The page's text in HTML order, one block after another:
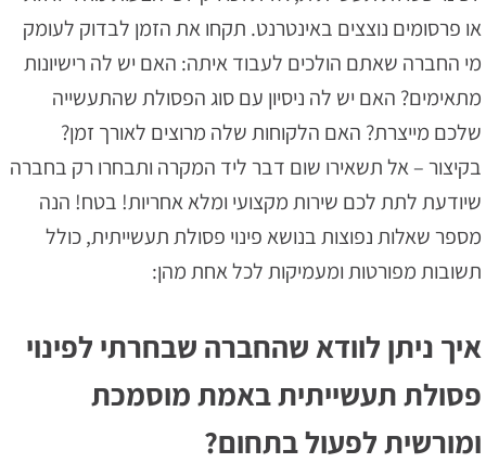
או פרסומים נוצצים באינטרנט. תקחו את הזמן לבדוק לעומק
מי החברה שאתם הולכים לעבוד איתה: האם יש לה רישיונות
מתאימים? האם יש לה ניסיון עם סוג הפסולת שהתעשייה
שלכם מייצרת? האם הלקוחות שלה מרוצים לאורך זמן?
בקיצור – אל תשאירו שום דבר ליד המקרה ותבחרו רק בחברה
שיודעת לתת לכם שירות מקצועי ומלא אחריות! בטח! הנה
מספר שאלות נפוצות בנושא פינוי פסולת תעשייתית, כולל
תשובות מפורטות ומעמיקות לכל אחת מהן:
איך ניתן לוודא שהחברה שבחרתי לפינוי
פסולת תעשייתית באמת מוסמכת
ומורשית לפעול בתחום?